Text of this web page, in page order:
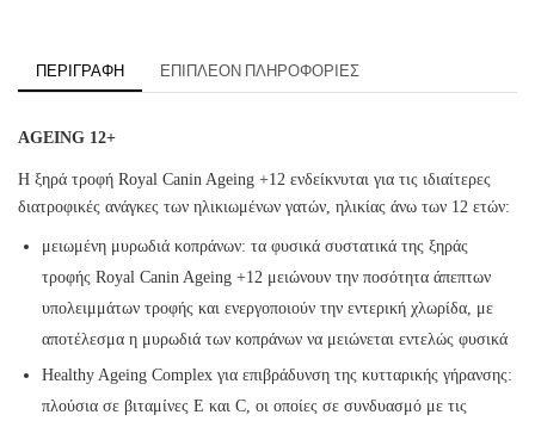
ΠΕΡΙΓΡΑΦΉ ΕΠΙΠΛΈΟΝ ΠΛΗΡΟΦΟΡΊΕΣ
AGEING 12+
Η ξηρά τροφή Royal Canin Ageing +12 ενδείκνυται για τις ιδιαίτερες
διατροφικές ανάγκες των ηλικιωμένων γατών, ηλικίας άνω των 12 ετών:
μειωμένη μυρωδιά κοπράνων: τα φυσικά συστατικά της ξηράς
τροφής Royal Canin Ageing +12 μειώνουν την ποσότητα άπεπτων
υπολειμμάτων τροφής και ενεργοποιούν την εντερική χλωρίδα, με
αποτέλεσμα η μυρωδιά των κοπράνων να μειώνεται εντελώς φυσικά
Healthy Ageing Complex για επιβράδυνση της κυτταρικής γήρανσης:
πλούσια σε βιταμίνες E και C, οι οποίες σε συνδυασμό με τις